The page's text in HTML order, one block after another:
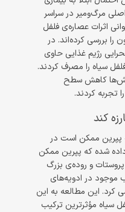
مرگ‌ومیر در سراسر
اثرات عصاره‌ی فلفل
بررسی کرده‌اند. در
صحرایی رژیم غذایی حاوی
سیاه را مصرف کردند.
کاهش سطح
تجربه کردند.
پپرین ممکن است در
شده که پپرین ممکن
و روده‌ی بزرگ
مطالعه اثر 55 ترکیب موجود در ادویه‌های
کرد. این مطالعه به این
سیاه مؤثرترین ترکیب